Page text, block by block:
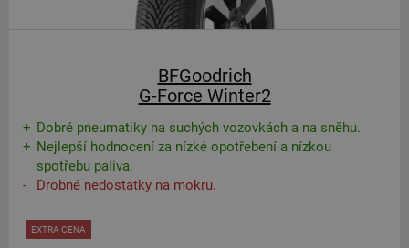
BFGoodrich
G-Force Winter2
Dobré pneumatiky na suchých vozovkách a na sněhu.
Nejlepší hodnocení za nízké opotřebení a nízkou
spotřebu paliva.
Drobné nedostatky na mokru.
EXTRA CENA